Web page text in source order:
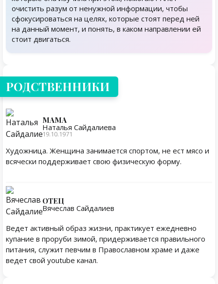
очистить разум от ненужной информации, чтобы
сфокусироваться на целях, которые стоят перед ней
на данный момент, и понять, в каком направлении ей
стоит двигаться.
Родственники
РОДСТВЕННИКИ
МАМА
Наталья Сайдалиева
19.10.1971
Художница. Женщина занимается спортом, не ест мясо и
всячески поддерживает свою физическую форму.
ОТЕЦ
Вячеслав Сайдалиев
Ведет активный образ жизни, практикует ежедневно
купание в проруби зимой, придерживается правильного
питания, служит певчим в Православном храме и даже
ведет свой youtube канал.
Личная жизнь